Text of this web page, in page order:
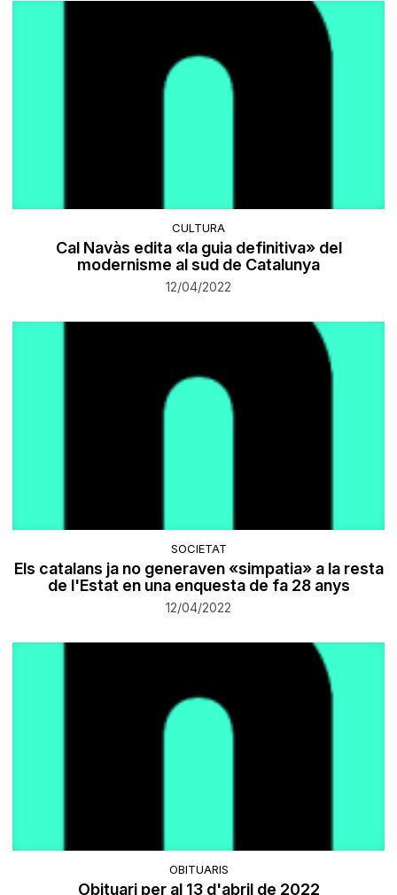
CULTURA
Cal Navàs edita «la guia definitiva» del
modernisme al sud de Catalunya
12/04/2022
SOCIETAT
Els catalans ja no generaven «simpatia» a la resta
de l'Estat en una enquesta de fa 28 anys
12/04/2022
OBITUARIS
Obituari per al 13 d'abril de 2022